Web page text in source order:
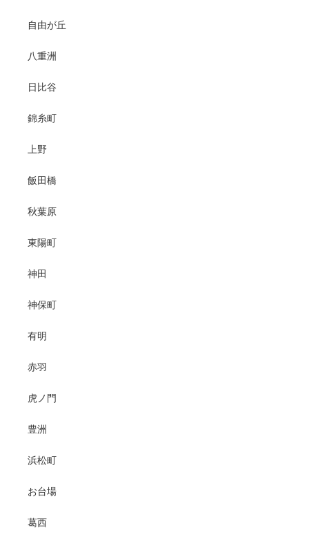
自由が丘
八重洲
日比谷
錦糸町
上野
飯田橋
秋葉原
東陽町
神田
神保町
有明
赤羽
虎ノ門
豊洲
浜松町
お台場
葛西